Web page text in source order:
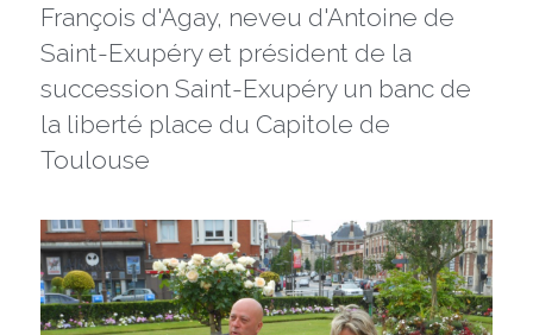
François d'Agay, neveu d'Antoine de
Saint-Exupéry et président de la
succession Saint-Exupéry un banc de
la liberté place du Capitole de
Toulouse